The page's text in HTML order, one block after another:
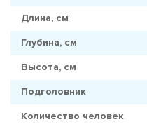
Длина, см
Глубина, см
Высота, см
Подголовник
Количество человек